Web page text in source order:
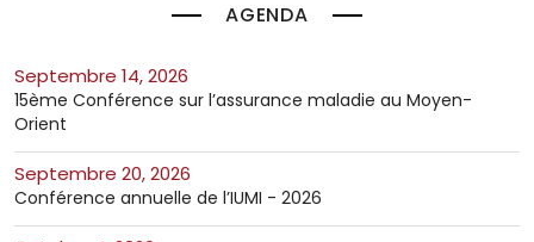
AGENDA
septembre 14, 2026
15ème Conférence sur l’assurance maladie au Moyen-
Orient
septembre 20, 2026
Conférence annuelle de l’IUMI - 2026